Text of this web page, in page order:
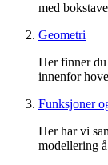
med
Geometri
Her finner
innenfor
Funksjoner
Her har vi
modellering